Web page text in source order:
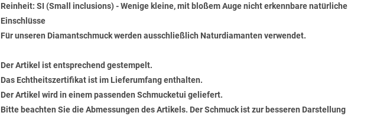
Reinheit: SI (Small inclusions) - Wenige kleine, mit bloßem Auge nicht erkennbare natürliche
Einschlüsse
Für unseren Diamantschmuck werden ausschließlich Naturdiamanten verwendet.
Der Artikel ist entsprechend gestempelt.
Das Echtheitszertifikat ist im Lieferumfang enthalten.
Der Artikel wird in einem passenden Schmucketui geliefert.
Bitte beachten Sie die Abmessungen des Artikels. Der Schmuck ist zur besseren Darstellung